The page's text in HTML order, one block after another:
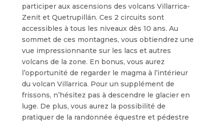
participer aux ascensions des volcans Villarrica-
Zenit et Quetrupillán. Ces 2 circuits sont
accessibles à tous les niveaux dès 10 ans. Au
sommet de ces montagnes, vous obtiendrez une
vue impressionnante sur les lacs et autres
volcans de la zone. En bonus, vous aurez
l’opportunité de regarder le magma à l’intérieur
du volcan Villarrica. Pour un supplément de
frissons, n’hésitez pas à descendre le glacier en
luge. De plus, vous aurez la possibilité de
pratiquer de la randonnée équestre et pédestre